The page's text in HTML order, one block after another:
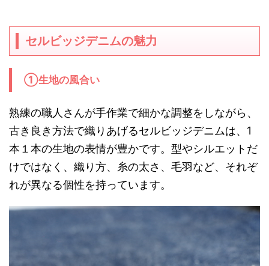
セルビッジデニムの魅力
①生地の風合い
熟練の職人さんが手作業で細かな調整をしながら、
古き良き方法で織りあげるセルビッジデニムは、1
本１本の生地の表情が豊かです。型やシルエットだ
けではなく、織り方、糸の太さ、毛羽など、それぞ
れが異なる個性を持っています。